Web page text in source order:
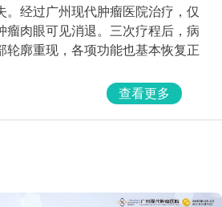
。经过广州现代肿瘤医院治疗，仅
瘤肉眼可见消退。三次疗程后，病
轮廓重现，各项功能也基本恢复正
查看更多